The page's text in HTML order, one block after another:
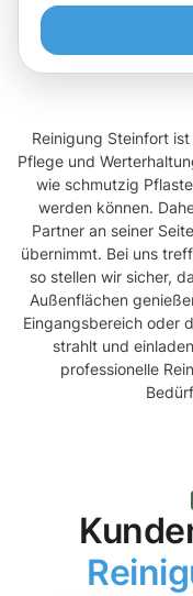
Reinigung Steinfort
Pflege und
wie schmutzig
werden können.
Partner an seiner
übernimmt. Bei uns
so stellen wir sicher,
Außenflächen
Eingangsbereich oder
strahlt und
professionelle